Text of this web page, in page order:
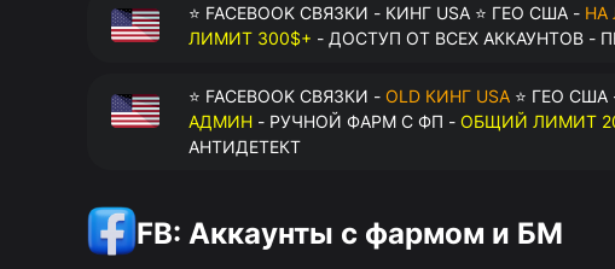
⭐ FACEBOOK СВЯЗКИ - КИНГ USA ⭐ ГЕО США - НА
ЛИМИТ 300$+ - ДОСТУП ОТ ВСЕХ АККАУНТОВ -
⭐ FACEBOOK СВЯЗКИ - OLD КИНГ USA ⭐ ГЕО США
АДМИН - РУЧНОЙ ФАРМ С ФП - ОБЩИЙ ЛИМИТ
АНТИДЕТЕКТ
FB: Аккаунты с фармом и БМ